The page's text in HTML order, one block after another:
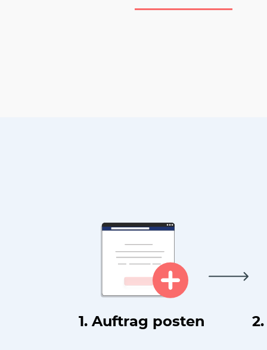
1. Auftrag posten